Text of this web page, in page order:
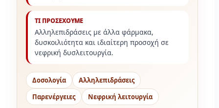
ΤΙ ΠΡΟΣΕΧΟΥΜΕ
Αλληλεπιδράσεις με άλλα φάρμακα,
δυσκοιλιότητα και ιδιαίτερη προσοχή σε
νεφρική δυσλειτουργία.
Δοσολογία
Αλληλεπιδράσεις
Παρενέργειες
Νεφρική λειτουργία